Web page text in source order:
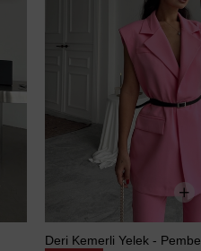
Deri Kemerli Yelek - Pembe